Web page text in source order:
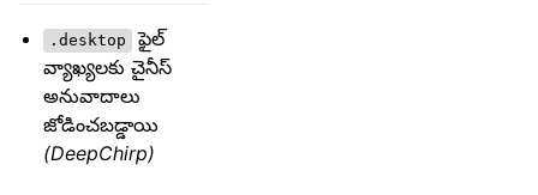
.desktop
ఫైల్
వ్యాఖ్యలకు చైనీస్
అనువాదాలు
జోడించబడ్డాయి
(DeepChirp)